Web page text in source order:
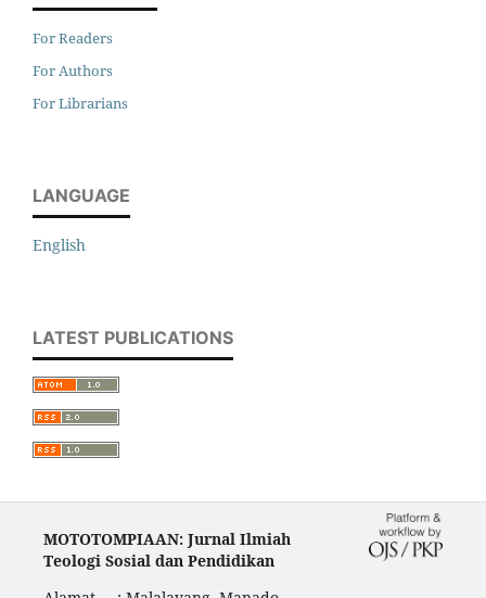
For Readers
For Authors
For Librarians
LANGUAGE
English
LATEST PUBLICATIONS
MOTOTOMPIAAN: Jurnal Ilmiah
Teologi Sosial dan Pendidikan